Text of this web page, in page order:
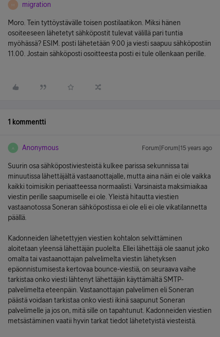
M migration
Moro. Tein tyttöystävälle toisen postilaatikon. Miksi hänen
osoiteeseen lähetetyt sähköpostit tulevat välillä pari tuntia
myöhässä? ESIM. posti lähetetään 9.00 ja viesti saapuu sähköpostiin
11.00. Jostain sähköposti osoitteesta posti ei tule ollenkaan perille.
1 kommentti
A Anonymous Forum|Forum|15 years ago
Suurin osa sähköpostiviesteistä kulkee parissa sekunnissa tai
minuutissa lähettäjältä vastaanottajalle, mutta aina näin ei ole vaikka
kaikki toimisikin periaatteessa normaalisti. Varsinaista maksimiaikaa
viestin perille saapumiselle ei ole. Yleistä hitautta viestien
vastaanotossa Soneran sähköpostissa ei ole eli ei ole vikatilannetta
päällä.
Kadonneiden lähetettyjen viestien kohtalon selvittäminen
aloitetaan yleensä lähettäjän puolelta. Ellei lähettäjä ole saanut joko
omalta tai vastaanottajan palvelimelta viestin lähetyksen
epäonnistumisesta kertovaa bounce-viestiä, on seuraava vaihe
tarkistaa onko viesti lähtenyt lähettäjän käyttämältä SMTP-
palvelimelta eteenpäin. Vastaanottajan palvelimen eli Soneran
päästä voidaan tarkistaa onko viesti ikinä saapunut Soneran
palvelimelle ja jos on, mitä sille on tapahtunut. Kadonneiden viestien
metsästäminen vaatii hyvin tarkat tiedot lähetetyistä viesteistä.